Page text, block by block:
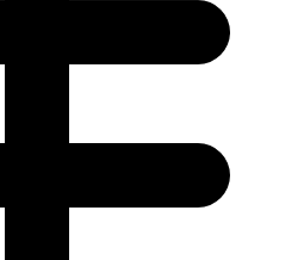
também